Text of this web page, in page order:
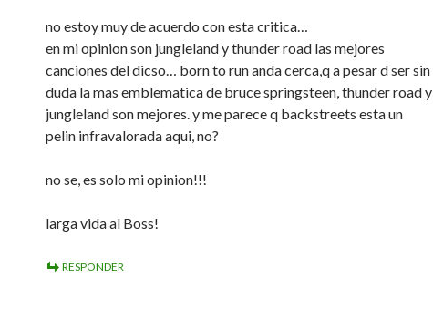
no estoy muy de acuerdo con esta critica…
en mi opinion son jungleland y thunder road las mejores
canciones del dicso… born to run anda cerca,q a pesar d ser sin
duda la mas emblematica de bruce springsteen, thunder road y
jungleland son mejores. y me parece q backstreets esta un
pelin infravalorada aqui, no?
no se, es solo mi opinion!!!
larga vida al Boss!
RESPONDER